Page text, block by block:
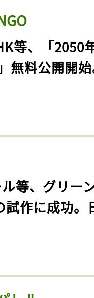
等、「2050
無料公開開
ル等、グリー
試作に成功。